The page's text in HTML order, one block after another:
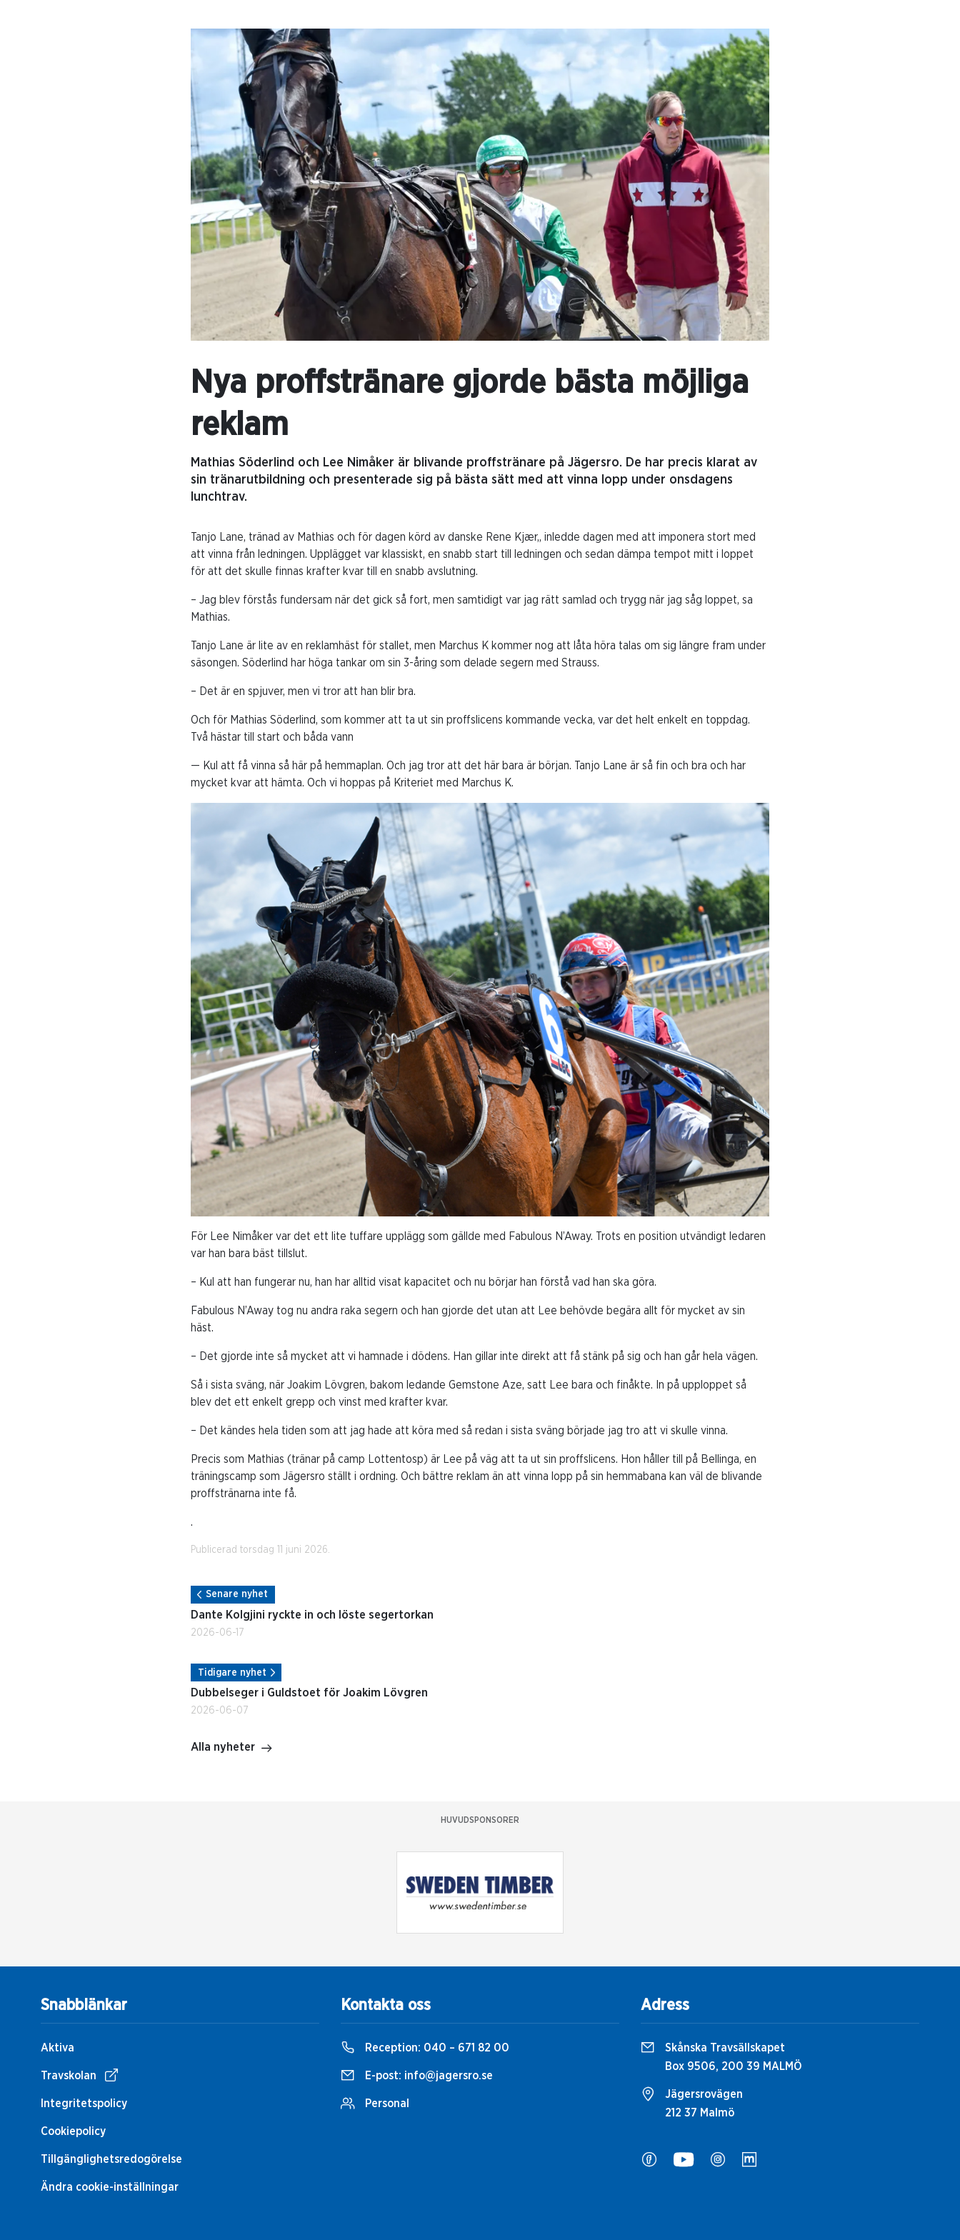
Nya proffstränare gjorde bästa möjliga
reklam
Mathias Söderlind och Lee Nimåker är blivande proffstränare på Jägersro. De har precis klarat av
sin tränarutbildning och presenterade sig på bästa sätt med att vinna lopp under onsdagens
lunchtrav.
Tanjo Lane, tränad av Mathias och för dagen körd av danske Rene Kjær,, inledde dagen med att imponera stort med
att vinna från ledningen. Upplägget var klassiskt, en snabb start till ledningen och sedan dämpa tempot mitt i loppet
för att det skulle finnas krafter kvar till en snabb avslutning.
– Jag blev förstås fundersam när det gick så fort, men samtidigt var jag rätt samlad och trygg när jag såg loppet, sa
Mathias.
Tanjo Lane är lite av en reklamhäst för stallet, men Marchus K kommer nog att låta höra talas om sig längre fram under
säsongen. Söderlind har höga tankar om sin 3-åring som delade segern med Strauss.
– Det är en spjuver, men vi tror att han blir bra.
Och för Mathias Söderlind, som kommer att ta ut sin proffslicens kommande vecka, var det helt enkelt en toppdag.
Två hästar till start och båda vann
— Kul att få vinna så här på hemmaplan. Och jag tror att det här bara är början. Tanjo Lane är så fin och bra och har
mycket kvar att hämta. Och vi hoppas på Kriteriet med Marchus K.
För Lee Nimåker var det ett lite tuffare upplägg som gällde med Fabulous N’Away. Trots en position utvändigt ledaren
var han bara bäst tillslut.
– Kul att han fungerar nu, han har alltid visat kapacitet och nu börjar han förstå vad han ska göra.
Fabulous N’Away tog nu andra raka segern och han gjorde det utan att Lee behövde begära allt för mycket av sin
häst.
– Det gjorde inte så mycket att vi hamnade i dödens. Han gillar inte direkt att få stänk på sig och han går hela vägen.
Så i sista sväng, när Joakim Lövgren, bakom ledande Gemstone Aze, satt Lee bara och finåkte. In på upploppet så
blev det ett enkelt grepp och vinst med krafter kvar.
– Det kändes hela tiden som att jag hade att köra med så redan i sista sväng började jag tro att vi skulle vinna.
Precis som Mathias (tränar på camp Lottentosp) är Lee på väg att ta ut sin proffslicens. Hon håller till på Bellinga, en
träningscamp som Jägersro ställt i ordning. Och bättre reklam än att vinna lopp på sin hemmabana kan väl de blivande
proffstränarna inte få.
.
Publicerad torsdag 11 juni 2026.
Senare nyhet
Dante Kolgjini ryckte in och löste segertorkan
2026-06-17
Tidigare nyhet
Dubbelseger i Guldstoet för Joakim Lövgren
2026-06-07
Alla nyheter
HUVUDSPONSORER
Snabblänkar
Aktiva
Travskolan
Integritetspolicy
Cookiepolicy
Tillgänglighetsredogörelse
Ändra cookie-inställningar
Kontakta oss
Reception: 040 – 671 82 00
E-post: info@jagersro.se
Personal
Adress
Skånska Travsällskapet
Box 9506, 200 39 MALMÖ
Jägersrovägen
212 37 Malmö